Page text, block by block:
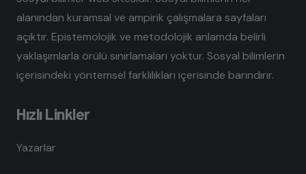
alanından kuramsal ve ampirik çalışmalara sayfaları
açıktır. Epistemolojik ve metodolojik anlamda belirli
yaklaşımlarla örülü sınırlamaları yoktur. Sosyal bilimlerin
içerisindeki yöntemsel farklılıkları içerisinde barındırır.
Hızlı Linkler
Yazarlar